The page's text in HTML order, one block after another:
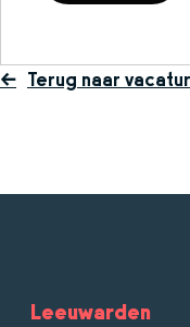
Terug naar
Leeuwarden